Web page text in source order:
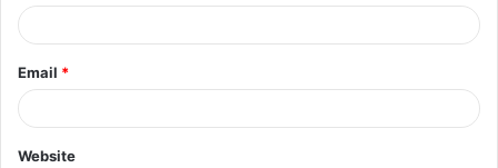
Email *
Website